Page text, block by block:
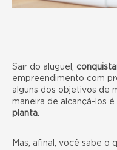
Sair do aluguel,
empreendimento com
alguns dos objetivos de
maneira de alcançá-los é
planta.
Mas, afinal, você sabe o